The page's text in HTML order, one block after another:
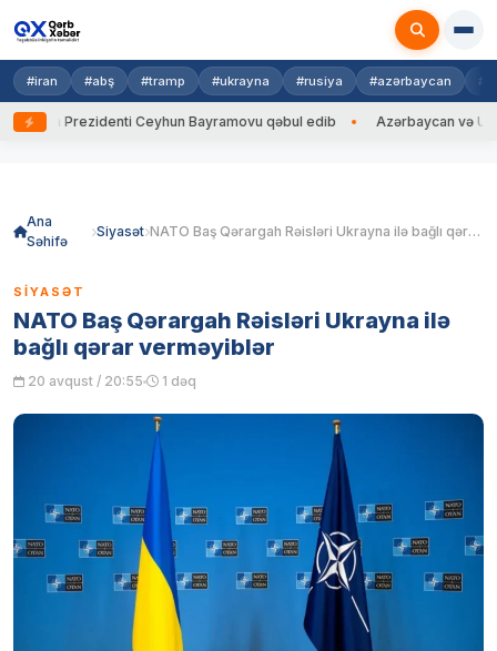
#iran #abş #tramp #ukrayna #rusiya #azərbaycan
Prezidenti Ceyhun Bayramovu qəbul edib Azərbaycan və
Ana
Səhifə
Siyasət NATO Baş Qərargah Rəisləri Ukrayna ilə bağlı qərar verməyiblər
SIYASƏT
NATO Baş Qərargah Rəisləri Ukrayna ilə
bağlı qərar verməyiblər
20 avqust / 20:55 1 dəq